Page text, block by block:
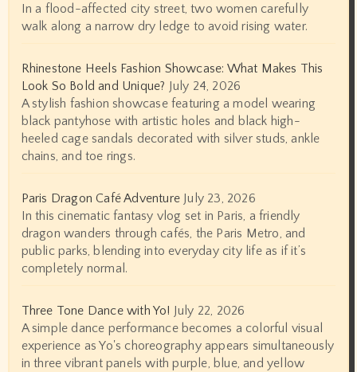
In a flood-affected city street, two women carefully
walk along a narrow dry ledge to avoid rising water.
Rhinestone Heels Fashion Showcase: What Makes This
Look So Bold and Unique? July 24, 2026
A stylish fashion showcase featuring a model wearing
black pantyhose with artistic holes and black high-
heeled cage sandals decorated with silver studs, ankle
chains, and toe rings.
Paris Dragon Café Adventure July 23, 2026
In this cinematic fantasy vlog set in Paris, a friendly
dragon wanders through cafés, the Paris Metro, and
public parks, blending into everyday city life as if it’s
completely normal.
Three Tone Dance with Yo! July 22, 2026
A simple dance performance becomes a colorful visual
experience as Yo's choreography appears simultaneously
in three vibrant panels with purple, blue, and yellow